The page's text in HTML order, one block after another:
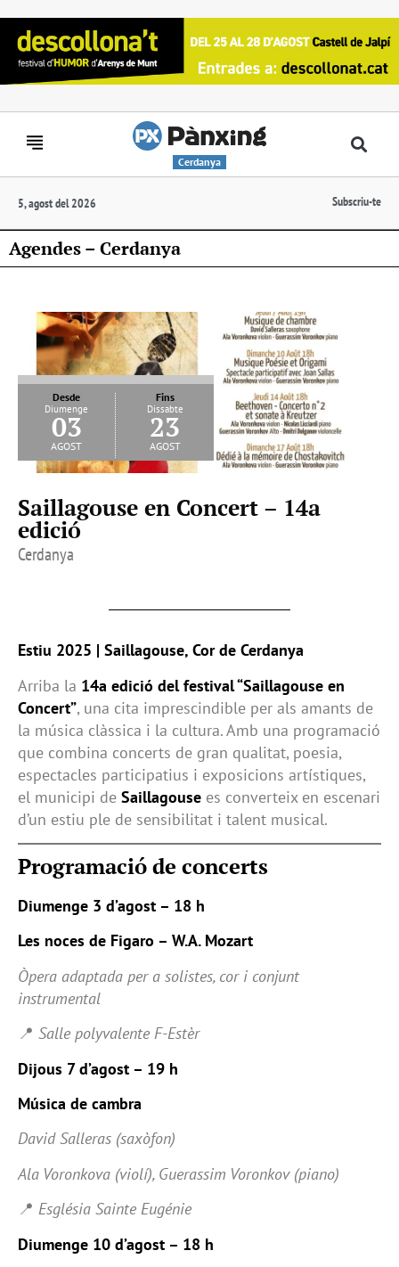
Cerdanya
5, agost del 2026 Subscriu-te
Agendes – Cerdanya
Desde
Diumenge
03
agost
Fins
Dissabte
23
agost
Saillagouse en Concert – 14a
edició
Cerdanya
Estiu 2025 | Saillagouse, Cor de Cerdanya
Arriba la 14a edició del festival “Saillagouse en
Concert”, una cita imprescindible per als amants de
la música clàssica i la cultura. Amb una programació
que combina concerts de gran qualitat, poesia,
espectacles participatius i exposicions artístiques,
el municipi de Saillagouse es converteix en escenari
d’un estiu ple de sensibilitat i talent musical.
Programació de concerts
Diumenge 3 d’agost – 18 h
Les noces de Figaro – W.A. Mozart
Òpera adaptada per a solistes, cor i conjunt
instrumental
📍 Salle polyvalente F-Estèr
Dijous 7 d’agost – 19 h
Música de cambra
David Salleras (saxòfon)
Ala Voronkova (violí), Guerassim Voronkov (piano)
📍 Església Sainte Eugénie
Diumenge 10 d’agost – 18 h